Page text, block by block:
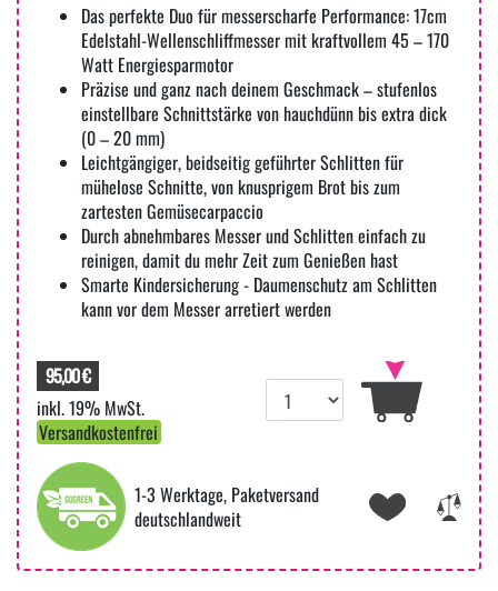
Das perfekte Duo für messerscharfe Performance: 17cm
Edelstahl-Wellenschliffmesser mit kraftvollem 45 – 170
Watt Energiesparmotor
Präzise und ganz nach deinem Geschmack – stufenlos
einstellbare Schnittstärke von hauchdünn bis extra dick
(0 – 20 mm)
Leichtgängiger, beidseitig geführter Schlitten für
mühelose Schnitte, von knusprigem Brot bis zum
zartesten Gemüsecarpaccio
Durch abnehmbares Messer und Schlitten einfach zu
reinigen, damit du mehr Zeit zum Genießen hast
Smarte Kindersicherung - Daumenschutz am Schlitten
kann vor dem Messer arretiert werden
95,00 €
inkl. 19% MwSt.
Versandkostenfrei
1-3 Werktage, Paketversand
deutschlandweit